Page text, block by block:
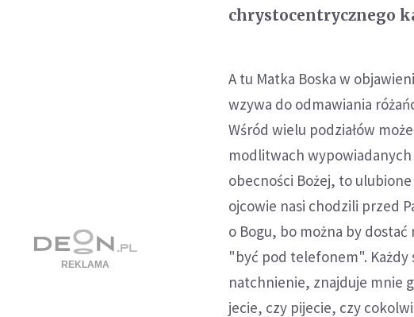
chrystocentrycznego
A tu Matka Boska w
wzywa do odmawiania
Wśród wielu podziałów
modlitwach wypowiadanych
obecności Bożej, to
ojcowie nasi chodzili przed
o Bogu, bo można by
"być pod telefonem". Każdy
natchnienie, znajduje mnie
jecie, czy pijecie, czy